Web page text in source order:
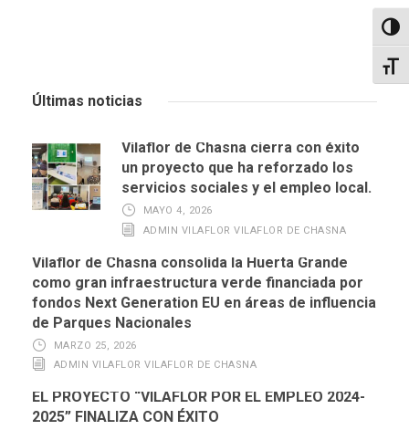
Últimas noticias
Vilaflor de Chasna cierra con éxito
un proyecto que ha reforzado los
servicios sociales y el empleo local.
MAYO 4, 2026
ADMIN VILAFLOR VILAFLOR DE CHASNA
Vilaflor de Chasna consolida la Huerta Grande
como gran infraestructura verde financiada por
fondos Next Generation EU en áreas de influencia
de Parques Nacionales
MARZO 25, 2026
ADMIN VILAFLOR VILAFLOR DE CHASNA
EL PROYECTO “VILAFLOR POR EL EMPLEO 2024-
2025” FINALIZA CON ÉXITO